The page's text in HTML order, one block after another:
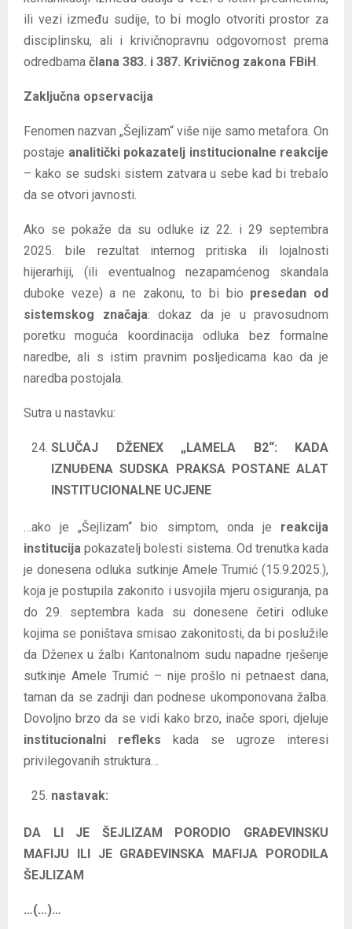
ili vezi između sudije, to bi moglo otvoriti prostor za
disciplinsku, ali i krivičnopravnu odgovornost prema
odredbama člana 383. i 387. Krivičnog zakona FBiH
Zaključna opservacija
Fenomen nazvan „Šejlizam“ više nije samo metafora. On
postaje analitički pokazatelj institucionalne reakcije
– kako se sudski sistem zatvara u sebe kad bi trebalo
da se otvori javnosti.
Ako se pokaže da su odluke iz 22. i 29 septembra
2025. bile rezultat internog pritiska ili lojalnosti
hijerarhiji, (ili eventualnog nezapamćenog skandala
duboke veze) a ne zakonu, to bi bio presedan od
sistemskog značaja: dokaz da je u pravosudnom
poretku moguća koordinacija odluka bez formalne
naredbe, ali s istim pravnim posljedicama kao da je
naredba postojala.
Sutra u nastavku:
SLUČAJ DŽENEX „LAMELA B2“: KADA
IZNUĐENA SUDSKA PRAKSA POSTANE ALAT
INSTITUCIONALNE UCJENE
…ako je „Šejlizam“ bio simptom, onda je reakcija
institucija pokazatelj bolesti sistema. Od trenutka kada
je donesena odluka sutkinje Amele Trumić (15.9.2025.),
koja je postupila zakonito i usvojila mjeru osiguranja, pa
do 29. septembra kada su donesene četiri odluke
kojima se poništava smisao zakonitosti, da bi poslužile
da Dženex u žalbi Kantonalnom sudu napadne rješenje
sutkinje Amele Trumić – nije prošlo ni petnaest dana,
taman da se zadnji dan podnese ukomponovana žalba.
Dovoljno brzo da se vidi kako brzo, inače spori, djeluje
institucionalni refleks kada se ugroze interesi
privilegovanih struktura…
nastavak:
DA LI JE ŠEJLIZAM PORODIO GRAĐEVINSKU
MAFIJU ILI JE GRAĐEVINSKA MAFIJA PORODILA
ŠEJLIZAM
…(…)…